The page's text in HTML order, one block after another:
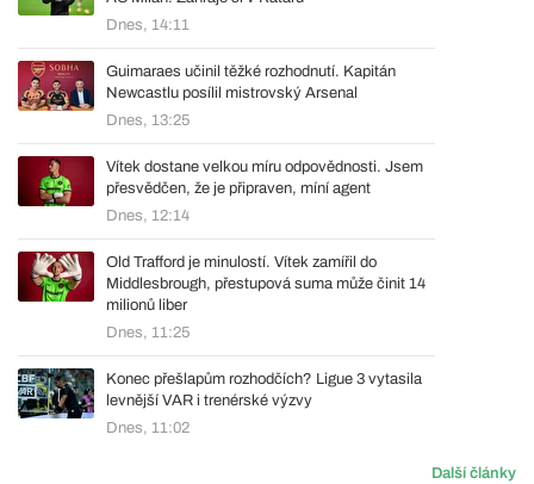
Dnes, 14:11
Guimaraes učinil těžké rozhodnutí. Kapitán
Newcastlu posílil mistrovský Arsenal
Dnes, 13:25
Vítek dostane velkou míru odpovědnosti. Jsem
přesvědčen, že je připraven, míní agent
Dnes, 12:14
Old Trafford je minulostí. Vítek zamířil do
Middlesbrough, přestupová suma může činit 14
milionů liber
Dnes, 11:25
Konec přešlapům rozhodčích? Ligue 3 vytasila
levnější VAR i trenérské výzvy
Dnes, 11:02
Další články